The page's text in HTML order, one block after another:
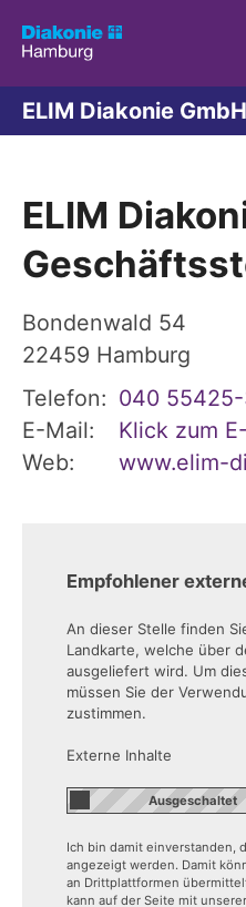
ELIM Diakonie
ELIM
Bondenwald 54
22459 Hamburg
Telefon: 040
E-Mail:
Klick zum
Web:
www.elim-
Empfohlener
An dieser Stelle finden
Landkarte, welche über
ausgeliefert wird. Um
müssen Sie der
zustimmen.
Externe Inhalte
Ich bin damit einverstanden,
angezeigt werden. Damit
an Drittplattformen
kann auf der Seite mit unserer